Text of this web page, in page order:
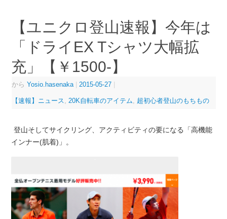
【ユニクロ登山速報】今年は
「ドライEX Tシャツ大幅拡
充」【￥1500-】
から Yosio.hasenaka 2015-05-27
【速報】ニュース 20K自転車のアイテム 超初心者登山のもちもの
登山そしてサイクリング、アクティビティの要になる「高機能
インナー(肌着)」。